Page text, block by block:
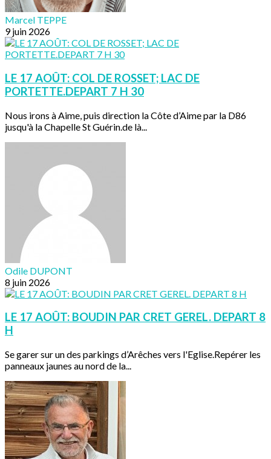
Marcel TEPPE
9 juin 2026
LE 17 AOÛT: COL DE ROSSET; LAC DE
PORTETTE.DEPART 7 H 30
Nous irons à Aime, puis direction la Côte d’Aime par la D86
jusqu'à la Chapelle St Guérin.de là...
Odile DUPONT
8 juin 2026
LE 17 AOÛT: BOUDIN PAR CRET GEREL. DEPART 8
H
Se garer sur un des parkings d’Arêches vers l'Eglise.Repérer les
panneaux jaunes au nord de la...